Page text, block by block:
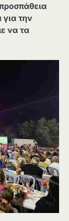
την
να τα